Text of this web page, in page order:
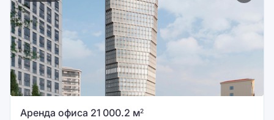
Аренда офиса 21 000.2 м2